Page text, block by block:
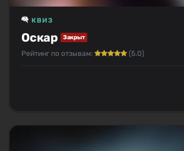
Оскар Закрыт
КВИЗ
Рейтинг по отзывам: (5.0)